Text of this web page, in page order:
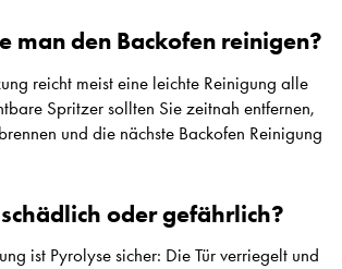
man den Backofen reinigen?
reicht meist eine leichte Reinigung alle
Spritzer sollten Sie zeitnah entfernen,
und die nächste Backofen Reinigung
oder gefährlich?
ist Pyrolyse sicher: Die Tür verriegelt und